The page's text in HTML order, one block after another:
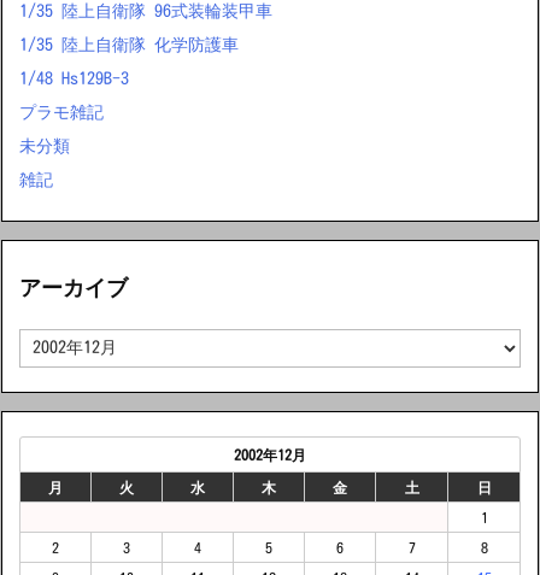
1/35 陸上自衛隊 96式装輪装甲車
1/35 陸上自衛隊 化学防護車
1/48 Hs129B-3
プラモ雑記
未分類
雑記
アーカイブ
ア
2002年12月
月 火 水 木 金 土 日
1
2 3 4 5 6 7 8